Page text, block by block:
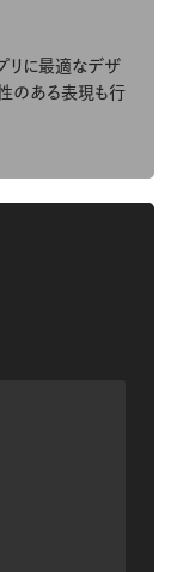
リに最適なデザ
性のある表現も行